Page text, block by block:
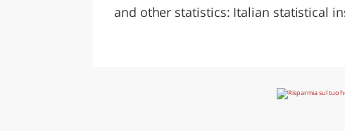
and other statistics: Italian statistical